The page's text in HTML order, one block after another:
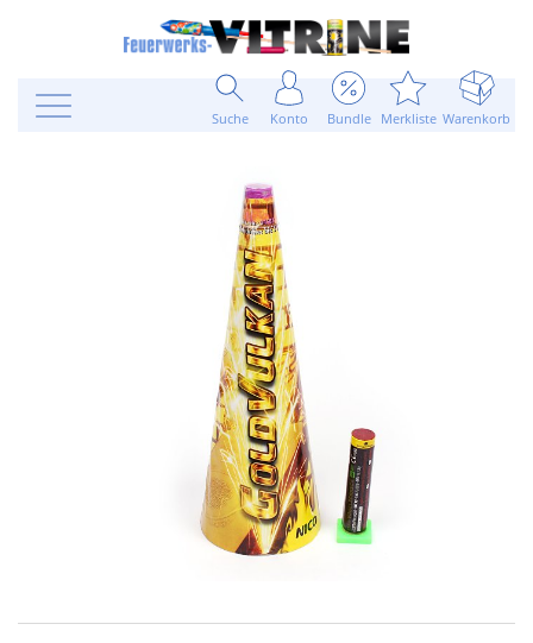
Suche Konto Bundle Merkliste Warenkorb